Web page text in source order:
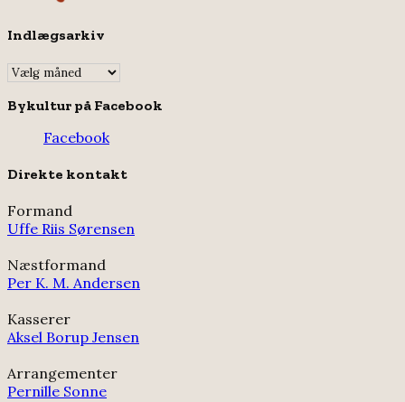
Indlægsarkiv
Indlægsarkiv
Bykultur på Facebook
Facebook
Direkte kontakt
Formand
Uffe Riis Sørensen
Næstformand
Per K. M. Andersen
Kasserer
Aksel Borup Jensen
Arrangementer
Pernille Sonne